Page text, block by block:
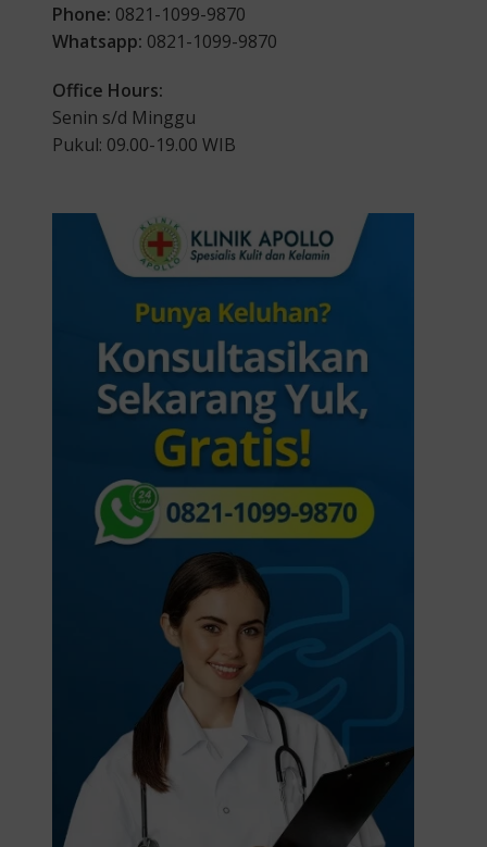
Phone: 0821-1099-9870
Whatsapp: 0821-1099-9870
Office Hours:
Senin s/d Minggu
Pukul: 09.00-19.00 WIB